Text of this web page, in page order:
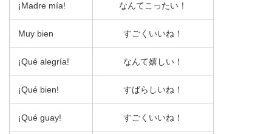
¡Madre mía! なんてこったい！
Muy bien すごくいいね！
¡Qué alegría! なんて嬉しい！
¡Qué bien! すばらしいね！
¡Qué guay! すごくいいね！